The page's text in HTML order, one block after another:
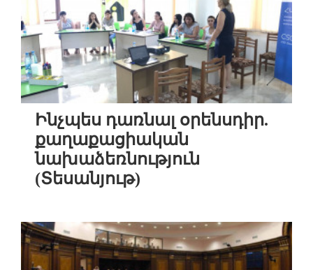
Ինչպես դառնալ օրենսդիր.
քաղաքացիական
նախաձեռնություն
(Տեսանյութ)